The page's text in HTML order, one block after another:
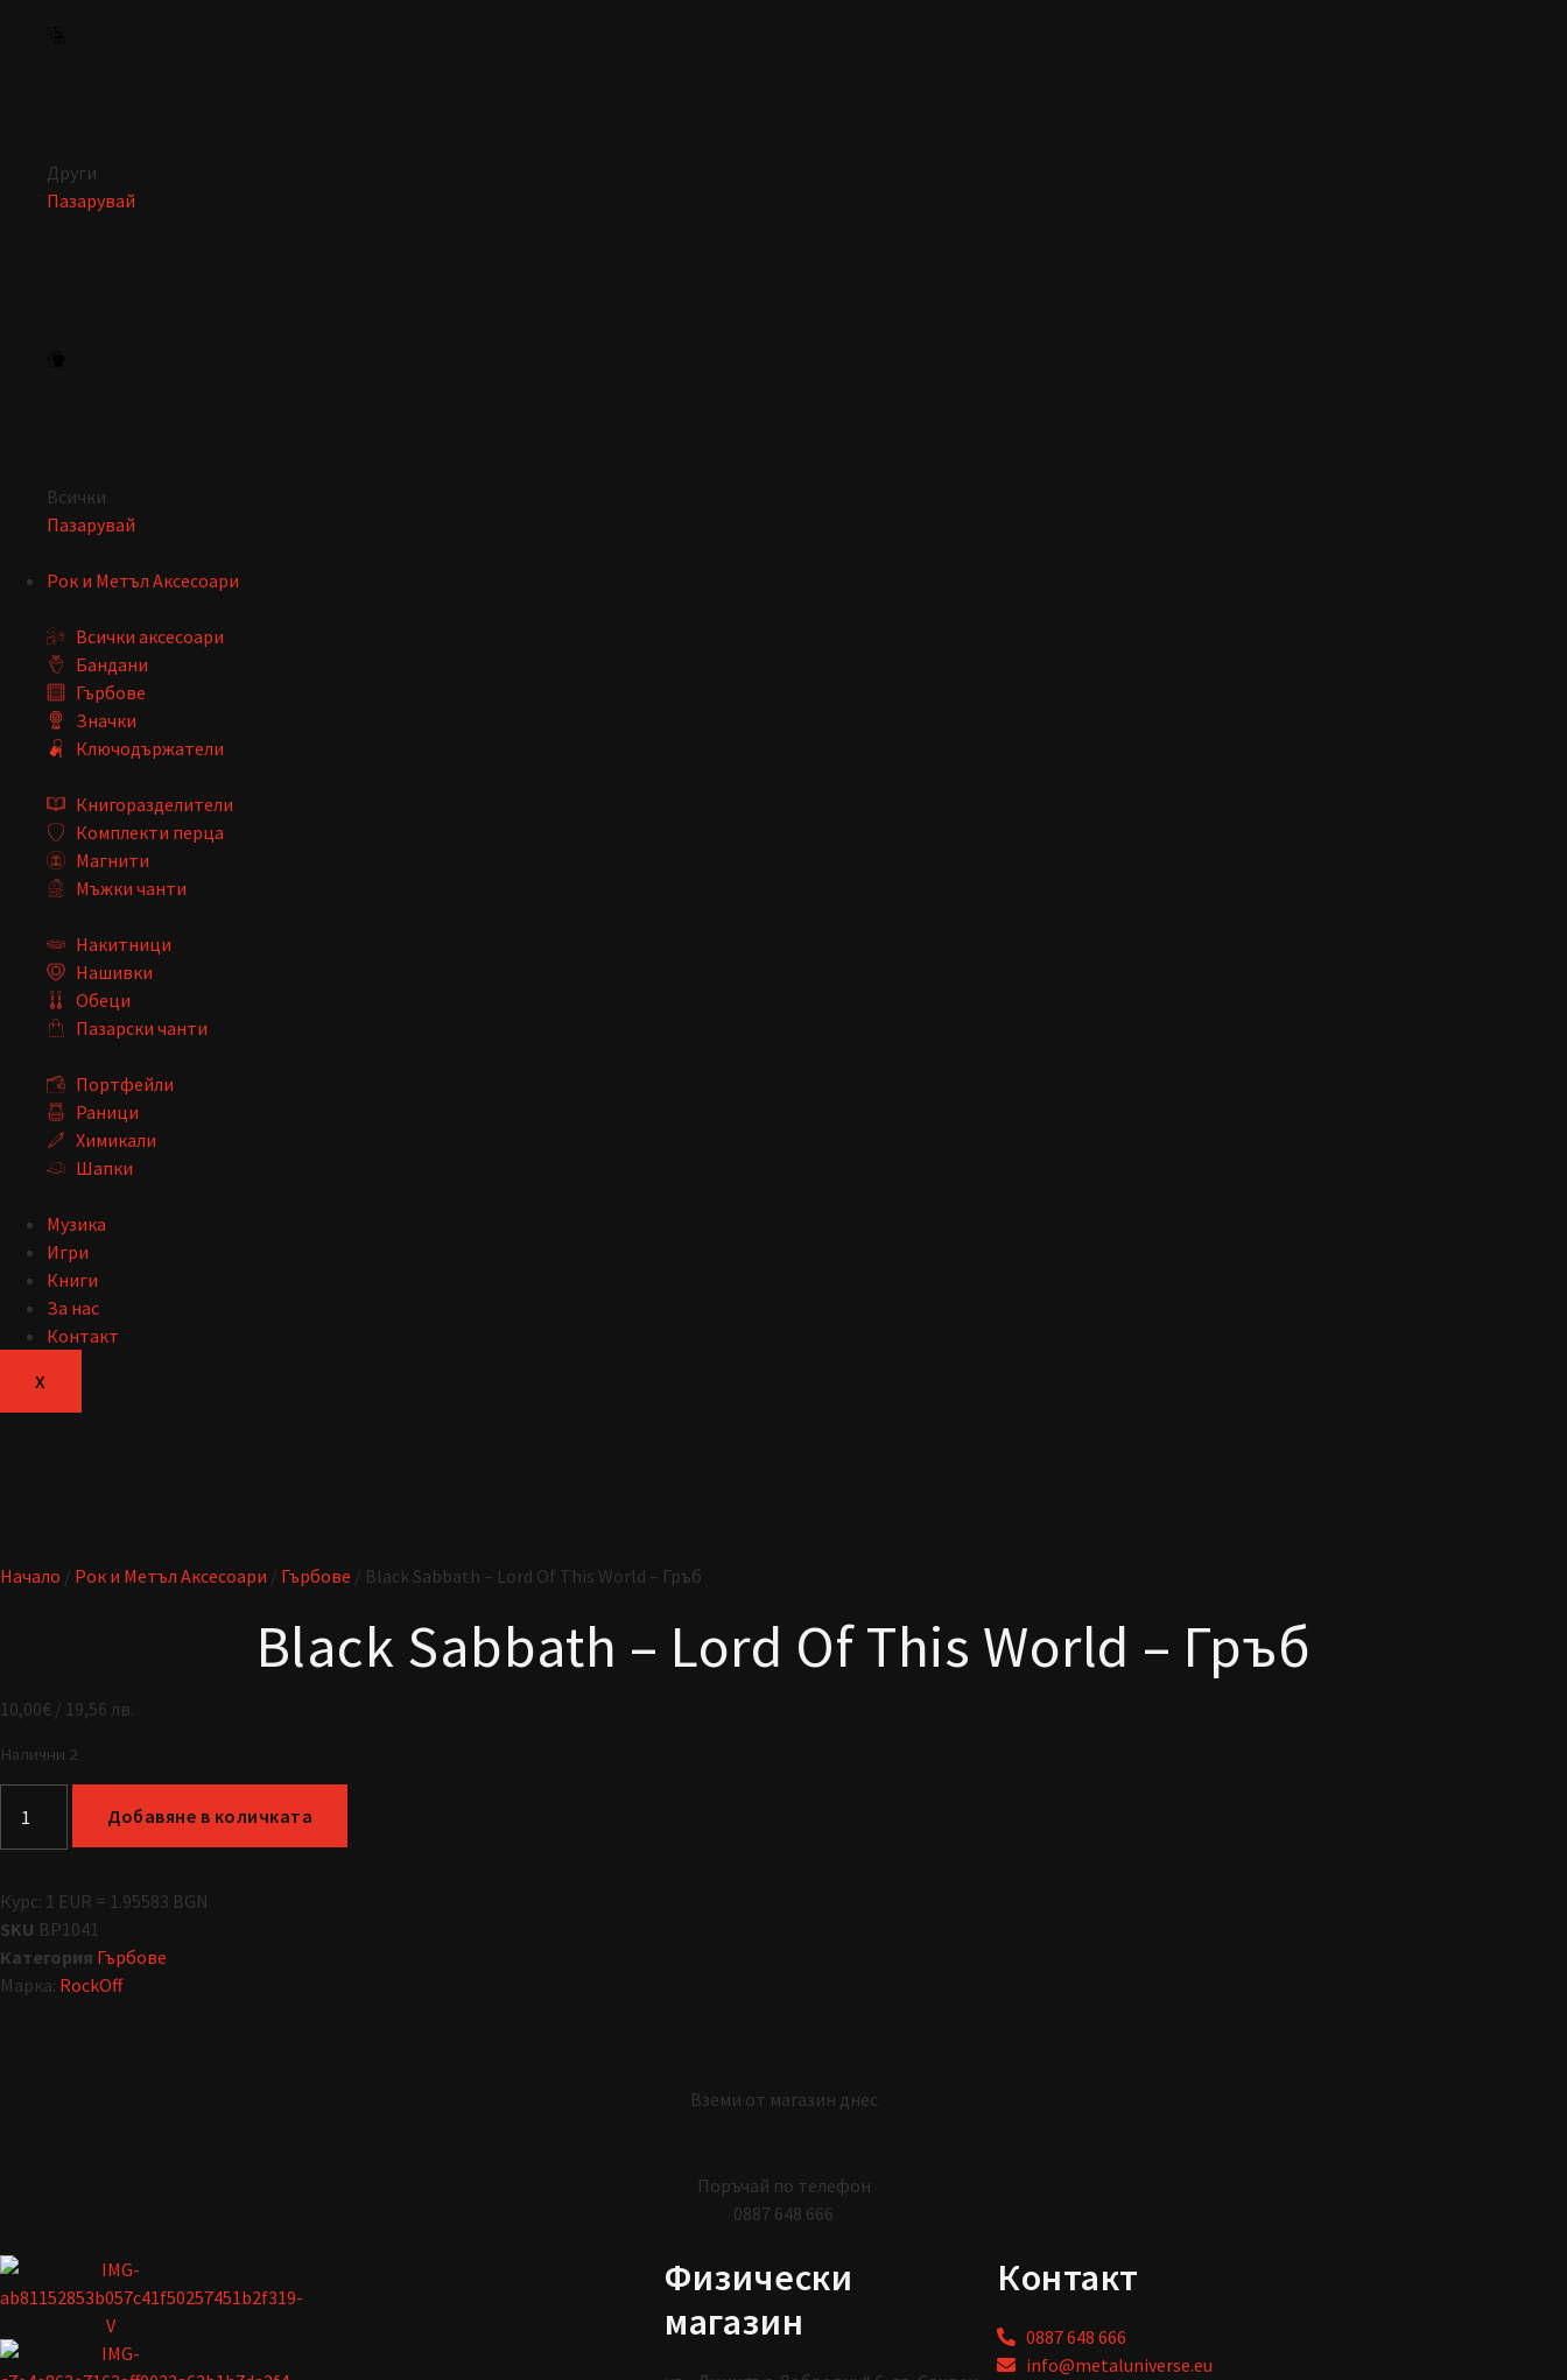
Други
Пазарувай
Всички
Пазарувай
Рок и Метъл Аксесоари
Всички аксесоари
Бандани
Гърбове
Значки
Ключодържатели
Книгоразделители
Комплекти перца
Магнити
Мъжки чанти
Накитници
Нашивки
Обеци
Пазарски чанти
Портфейли
Раници
Химикали
Шапки
Музика
Игри
Книги
За нас
Контакт
X
Начало / Рок и Метъл Аксесоари / Гърбове / Black Sabbath – Lord Of This World – Гръб
Black Sabbath – Lord Of This World – Гръб
10,00€ / 19,56 лв.
Налични 2
Добавяне в количката
Курс: 1 EUR = 1.95583 BGN
SKU BP1041
Категория Гърбове
Марка: RockOff
Вземи от магазин днес
Поръчай по телефон
0887 648 666
Физически
магазин
Контакт
0887 648 666
info@metaluniverse.eu